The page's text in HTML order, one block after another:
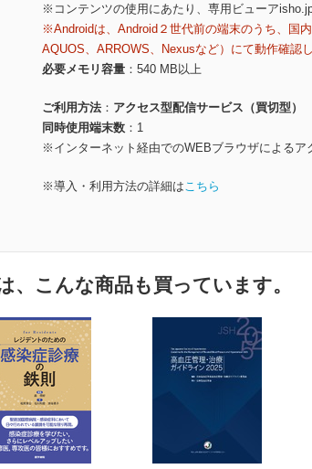
※コンテンツの使用にあたり、専用ビューア
※Androidは、Android２世代前の端末のうち、国
AQUOS、ARROWS、Nexusなど）にて動作確認
必要メモリ容量
540 MB以上
ご利用方法
アクセス型配信サービス（買切型）
同時使用端末数
1
※インターネット経由でのWEBブラウザによるア
※導入・利用方法の詳細はこちら
、こんな商品も買っています。